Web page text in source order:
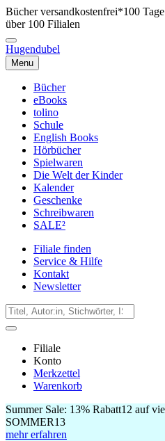
Bücher versandkostenfrei*100
über 100 Filialen
Hugendubel
Menu
Bücher
eBooks
tolino
Schule
English Books
Hörbücher
Spielwaren
Die Welt der Kinder
Kalender
Geschenke
Schreibwaren
SALE²
Filiale finden
Service & Hilfe
Kontakt
Newsletter
Filiale
Konto
Merkzettel
Warenkorb
Summer Sale: 13% Rabatt12 auf
SOMMER13
mehr erfahren